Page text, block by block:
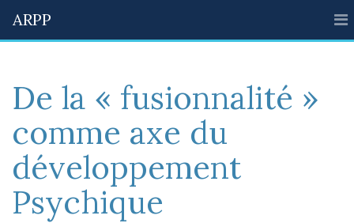
ARPP
De la « fusionnalité »
comme axe du
développement
Psychique